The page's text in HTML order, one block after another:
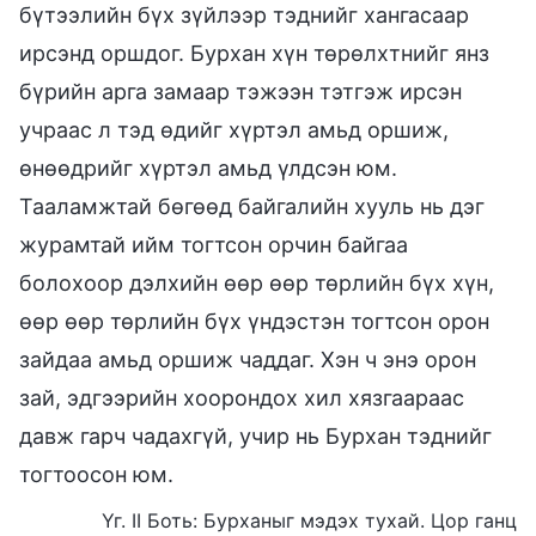
бүтээлийн бүх зүйлээр тэднийг хангасаар
ирсэнд оршдог. Бурхан хүн төрөлхтнийг янз
бүрийн арга замаар тэжээн тэтгэж ирсэн
учраас л тэд өдийг хүртэл амьд оршиж,
өнөөдрийг хүртэл амьд үлдсэн юм.
Тааламжтай бөгөөд байгалийн хууль нь дэг
журамтай ийм тогтсон орчин байгаа
болохоор дэлхийн өөр өөр төрлийн бүх хүн,
өөр өөр төрлийн бүх үндэстэн тогтсон орон
зайдаа амьд оршиж чаддаг. Хэн ч энэ орон
зай, эдгээрийн хоорондох хил хязгаараас
давж гарч чадахгүй, учир нь Бурхан тэднийг
тогтоосон юм.
Үг. II Боть: Бурханыг мэдэх тухай. Цор ганц